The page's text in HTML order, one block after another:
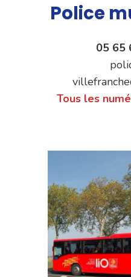
Police
05 65
Tous les